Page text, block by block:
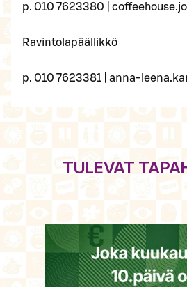
p. 010 7623380 |
Ravintolapäällikkö
p. 010 7623381 | anna-
TULEVAT